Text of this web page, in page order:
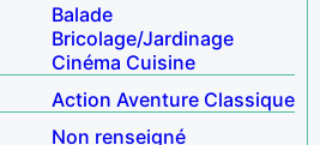
Balade
Bricolage/Jardinage
Cinéma Cuisine
Action Aventure Classique
Non renseigné